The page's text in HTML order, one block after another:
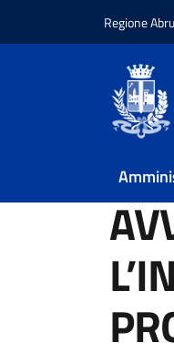
Regione
Home /
/